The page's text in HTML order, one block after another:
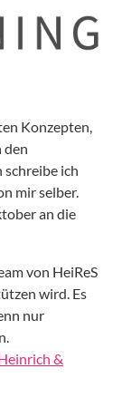
Konzepten,
den
schreibe ich
mir selber.
an die
von HeiReS
wird. Es
nur
&